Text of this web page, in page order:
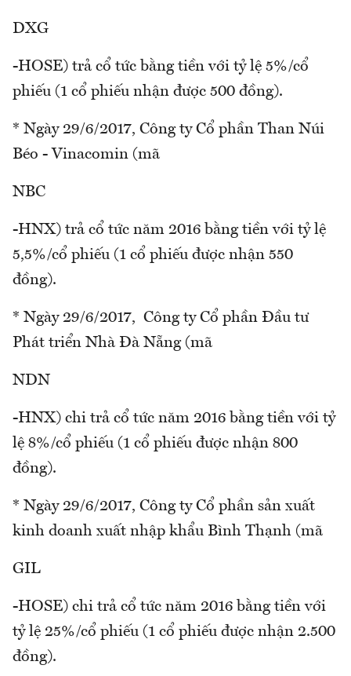
DXG
-HOSE) trả cổ tức bằng tiền với tỷ lệ 5%/cổ
phiếu (1 cổ phiếu nhận được 500 đồng).
* Ngày 29/6/2017, Công ty Cổ phần Than Núi
Béo - Vinacomin (mã
NBC
-HNX) trả cổ tức năm 2016 bằng tiền với tỷ lệ
5,5%/cổ phiếu (1 cổ phiếu được nhận 550
đồng).
* Ngày 29/6/2017, Công ty Cổ phần Đầu tư
Phát triển Nhà Đà Nẵng (mã
NDN
-HNX) chi trả cổ tức năm 2016 bằng tiền với tỷ
lệ 8%/cổ phiếu (1 cổ phiếu được nhận 800
đồng).
* Ngày 29/6/2017, Công ty Cổ phần sản xuất
kinh doanh xuất nhập khẩu Bình Thạnh (mã
GIL
-HOSE) chi trả cổ tức năm 2016 bằng tiền với
tỷ lệ 25%/cổ phiếu (1 cổ phiếu được nhận 2.500
đồng).